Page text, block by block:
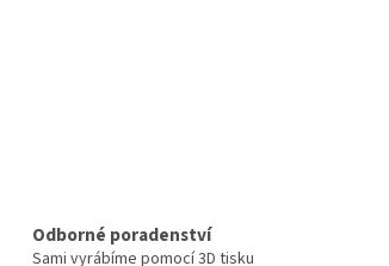
Odborné poradenství
Sami vyrábíme pomocí 3D tisku